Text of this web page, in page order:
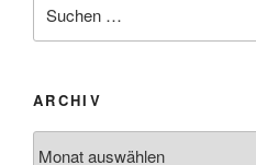
nach:
ARCHIV